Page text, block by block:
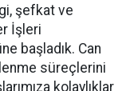
şefkat ve
İşleri
başladık. Can
süreçlerini
kolaylıklar